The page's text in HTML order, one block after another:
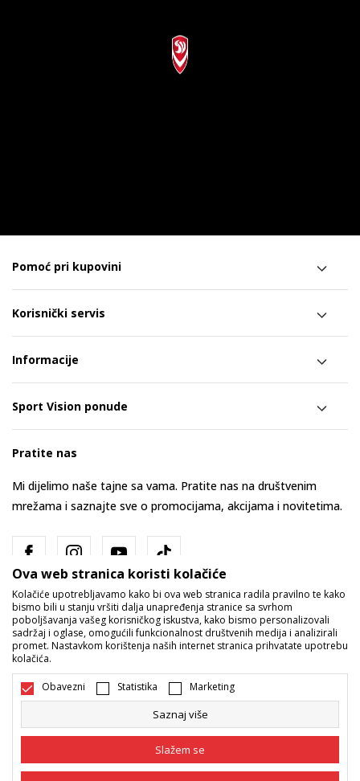
Pomoć pri kupovini
Korisnički servis
Informacije
Sport Vision ponude
Pratite nas
Mi dijelimo naše tajne sa vama. Pratite nas na društvenim
mrežama i saznajte sve o promocijama, akcijama i novitetima.
Bosna i Hercegovina Promijenite
Nastojimo da budemo što precizniji u opisu proizvoda, prikazu slika i
Ova web stranica koristi kolačiće
Kolačiće upotrebljavamo kako bi ova web stranica radila pravilno te kako
bismo bili u stanju vršiti dalja unapređenja stranice sa svrhom
poboljšavanja vašeg korisničkog iskustva, kako bismo personalizovali
sadržaj i oglase, omogućili funkcionalnost društvenih medija i analizirali
promet. Nastavkom korištenja naših internet stranica prihvatate upotrebu
kolačića.
Obavezni Statistika Marketing
Saznaj više
Slažem se